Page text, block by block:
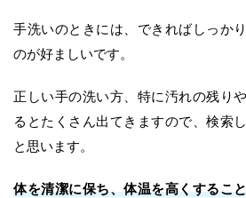
手洗いのときには、できればしっか
のが好ましいです。
正しい手の洗い方、特に汚れの残り
るとたくさん出てきますので、検索
と思います。
体を清潔に保ち、体温を高くするこ